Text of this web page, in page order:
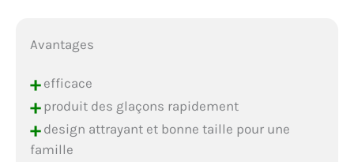
Avantages
+efficace
+produit des glaçons rapidement
+design attrayant et bonne taille pour une
famille